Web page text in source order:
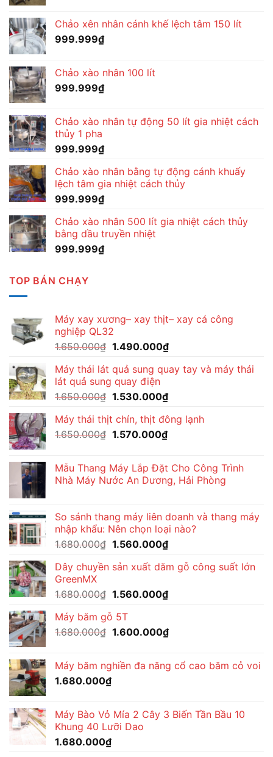
Chảo xên nhân cánh khế lệch tâm 150 lít
999.999₫
Chảo xào nhân 100 lít
999.999₫
Chảo xào nhân tự động 50 lít gia nhiệt cách
thủy 1 pha
999.999₫
Chảo xào nhân bằng tự động cánh khuấy
lệch tâm gia nhiệt cách thủy
999.999₫
Chảo xào nhân 500 lít gia nhiệt cách thủy
bằng dầu truyền nhiệt
999.999₫
TOP BÁN CHẠY
Máy xay xương– xay thịt– xay cá công
nghiệp QL32
1.650.000₫ Giá
là:
1.650.000₫.
1.490.000₫Giá
tại
1.490.000₫.
Máy thái lát quả sung quay tay và máy thái
lát quả sung quay điện
1.650.000₫ Giá
là:
1.650.000₫.
1.530.000₫Giá
tại
là:
Máy thái thịt chín, thịt đông lạnh
1.650.000₫ Giá
1.650.000₫.
1.570.000₫Giá
là:
1.570.000₫.
Mẫu Thang Máy Lắp Đặt Cho Công Trình
Nhà Máy Nước An Dương, Hải Phòng
So sánh thang máy liên doanh và thang máy
nhập khẩu: Nên chọn loại nào?
1.680.000₫ Giá
là:
1.560.000₫Giá
tại
1.560.000₫.
Dây chuyền sản xuất dăm gỗ công suất lớn
GreenMX
1.680.000₫ Giá
là:
1.680.000₫.
1.560.000₫Giá
là:
Máy băm gỗ 5T
1.680.000₫ Giá
1.680.000₫.
1.600.000₫Giá
là:
Máy băm nghiền đa năng cổ cao băm cỏ voi
1.680.000₫
Máy Bào Vỏ Mía 2 Cây 3 Biến Tần Bầu 10
Khung 40 Lưỡi Dao
1.680.000₫